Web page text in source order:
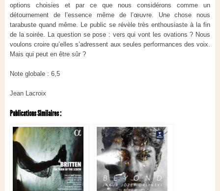
options choisies et par ce que nous considérons comme un
détournement de l’essence même de l’œuvre. Une chose nous
tarabuste quand même. Le public se révèle très enthousiaste à la fin
de la soirée. La question se pose : vers qui vont les ovations ? Nous
voulons croire qu’elles s’adressent aux seules performances des voix.
Mais qui peut en être sûr ?
Note globale : 6,5
Jean Lacroix
Publications Similaires :